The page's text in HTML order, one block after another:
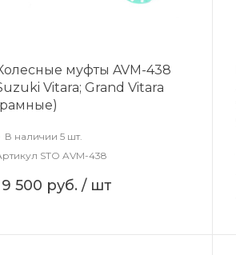
муфты AVM-438
Vitara; Grand Vitara
В наличии 5 шт.
STO AVM-438
500 руб. / шт